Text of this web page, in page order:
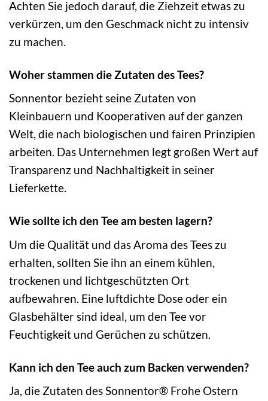
Achten Sie jedoch darauf, die Ziehzeit etwas zu
verkürzen, um den Geschmack nicht zu intensiv
zu machen.
Woher stammen die Zutaten des Tees?
Sonnentor bezieht seine Zutaten von
Kleinbauern und Kooperativen auf der ganzen
Welt, die nach biologischen und fairen Prinzipien
arbeiten. Das Unternehmen legt großen Wert auf
Transparenz und Nachhaltigkeit in seiner
Lieferkette.
Wie sollte ich den Tee am besten lagern?
Um die Qualität und das Aroma des Tees zu
erhalten, sollten Sie ihn an einem kühlen,
trockenen und lichtgeschützten Ort
aufbewahren. Eine luftdichte Dose oder ein
Glasbehälter sind ideal, um den Tee vor
Feuchtigkeit und Gerüchen zu schützen.
Kann ich den Tee auch zum Backen verwenden?
Ja, die Zutaten des Sonnentor® Frohe Ostern